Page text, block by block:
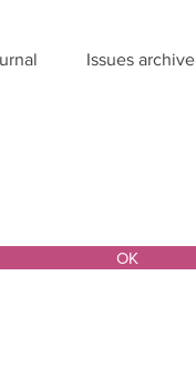
Issues archive
ОК